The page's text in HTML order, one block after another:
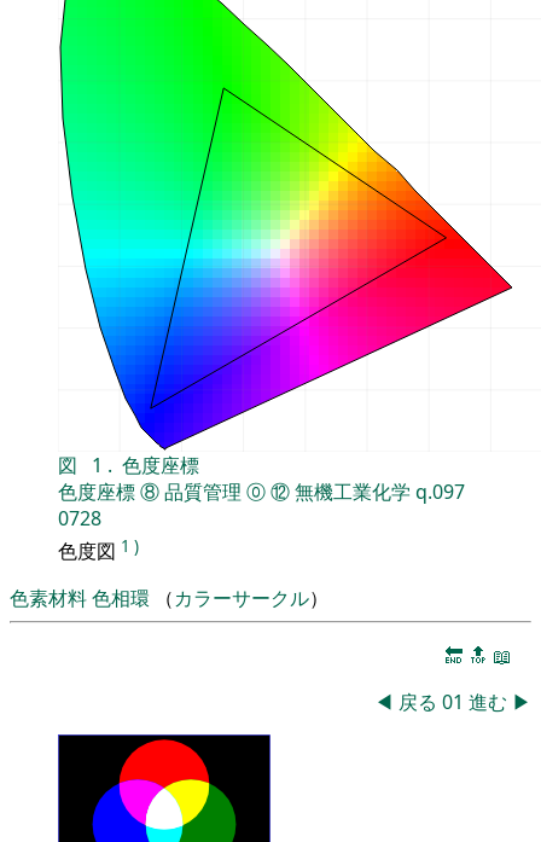
図 1 . 色度座標
色度座標⑧品質管理 ⓪⑫無機工業化学 q.097
0728
色度図 1 )
色素材料色相環 （カラーサークル）
🔚 🔝 📖
◀ 戻る 01 進む ▶